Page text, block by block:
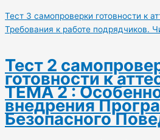
Тест 3 самопроверки готовности к
Требования к работе подрядчиков.
Тест 2
готовности к
ТЕМА 2 :
внедрения
Безопасного